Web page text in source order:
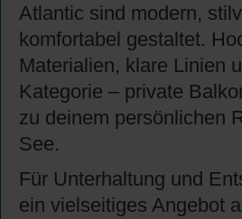
Atlantic sind modern,
komfortabel gestaltet.
Materialien, klare Linien
Kategorie – private
zu deinem persönlichen
See.
Für Unterhaltung und
ein vielseitiges Angebot